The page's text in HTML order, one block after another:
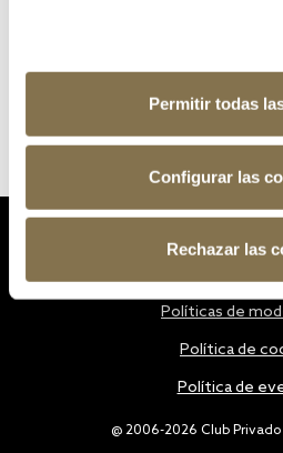
Permitir todas
Configurar las
Rechazar las
@ 2006-2026 Club Privado
Políticas de
Política de
Política de